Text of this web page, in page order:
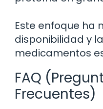
Este enfoque ha
disponibilidad y
medicamentos
FAQ
Frecuentes)